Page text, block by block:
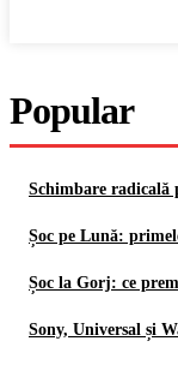
Popular
Schimbare
Șoc pe Lună:
Șoc la Gorj: ce
Sony, Universal și